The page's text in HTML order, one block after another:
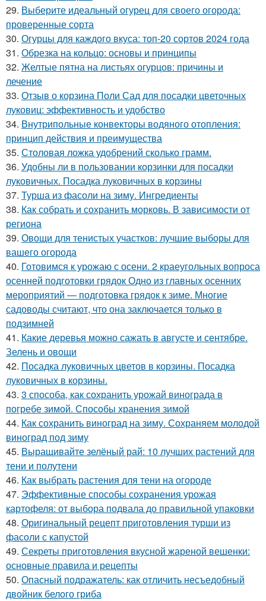
29. Выберите идеальный огурец для своего огорода:
проверенные сорта
30. Огурцы для каждого вкуса: топ-20 сортов 2024 года
31. Обрезка на кольцо: основы и принципы
32. Желтые пятна на листьях огурцов: причины и
лечение
33. Отзыв о корзина Поли Сад для посадки цветочных
луковиц: эффективность и удобство
34. Внутрипольные конвекторы водяного отопления:
принцип действия и преимущества
35. Столовая ложка удобрений сколько грамм.
36. Удобны ли в пользовании корзинки для посадки
луковичных. Посадка луковичных в корзины
37. Турша из фасоли на зиму. Ингредиенты
38. Как собрать и сохранить морковь. В зависимости от
региона
39. Овощи для тенистых участков: лучшие выборы для
вашего огорода
40. Готовимся к урожаю с осени. 2 краеугольных вопроса
осенней подготовки грядок Одно из главных осенних
мероприятий — подготовка грядок к зиме. Многие
садоводы считают, что она заключается только в
подзимней
41. Какие деревья можно сажать в августе и сентябре.
Зелень и овощи
42. Посадка луковичных цветов в корзины. Посадка
луковичных в корзины.
43. 3 способа, как сохранить урожай винограда в
погребе зимой. Способы хранения зимой
44. Как сохранить виноград на зиму. Сохраняем молодой
виноград под зиму
45. Выращивайте зелёный рай: 10 лучших растений для
тени и полутени
46. Как выбрать растения для тени на огороде
47. Эффективные способы сохранения урожая
картофеля: от выбора подвала до правильной упаковки
48. Оригинальный рецепт приготовления турши из
фасоли с капустой
49. Секреты приготовления вкусной жареной вешенки:
основные правила и рецепты
50. Опасный подражатель: как отличить несъедобный
двойник белого гриба